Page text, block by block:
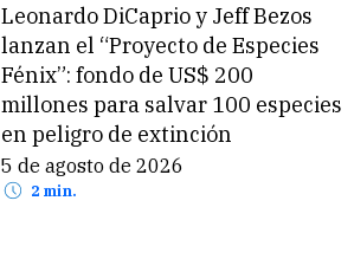
Leonardo DiCaprio y Jeff Bezos
lanzan el “Proyecto de Especies
Fénix”: fondo de US$ 200
millones para salvar 100 especies
en peligro de extinción
5 de agosto de 2026
2 min.